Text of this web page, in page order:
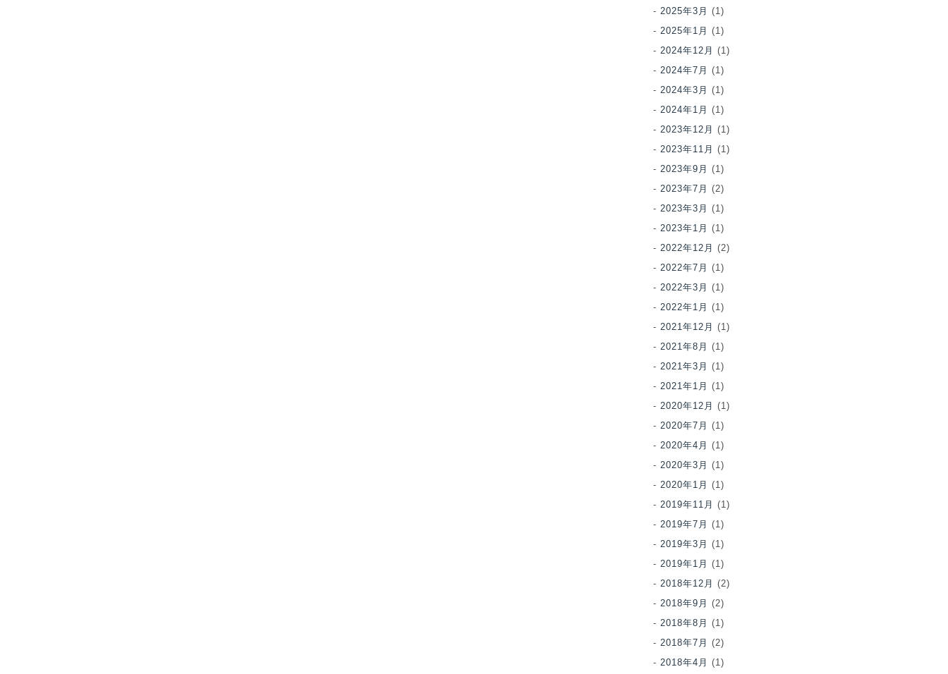
2025年3月 (1)
2025年1月 (1)
2024年12月 (1)
2024年7月 (1)
2024年3月 (1)
2024年1月 (1)
2023年12月 (1)
2023年11月 (1)
2023年9月 (1)
2023年7月 (2)
2023年3月 (1)
2023年1月 (1)
2022年12月 (2)
2022年7月 (1)
2022年3月 (1)
2022年1月 (1)
2021年12月 (1)
2021年8月 (1)
2021年3月 (1)
2021年1月 (1)
2020年12月 (1)
2020年7月 (1)
2020年4月 (1)
2020年3月 (1)
2020年1月 (1)
2019年11月 (1)
2019年7月 (1)
2019年3月 (1)
2019年1月 (1)
2018年12月 (2)
2018年9月 (2)
2018年8月 (1)
2018年7月 (2)
2018年4月 (1)